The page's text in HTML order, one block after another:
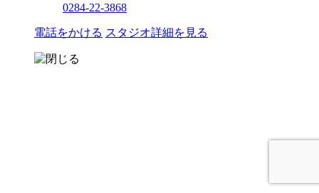
0284-22-3868
電話をかける スタジオ詳細を見る